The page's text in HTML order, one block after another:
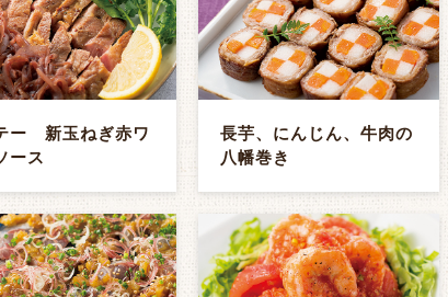
ー 新玉ねぎ赤ワ
ース
長芋、にんじん、牛肉の
八幡巻き